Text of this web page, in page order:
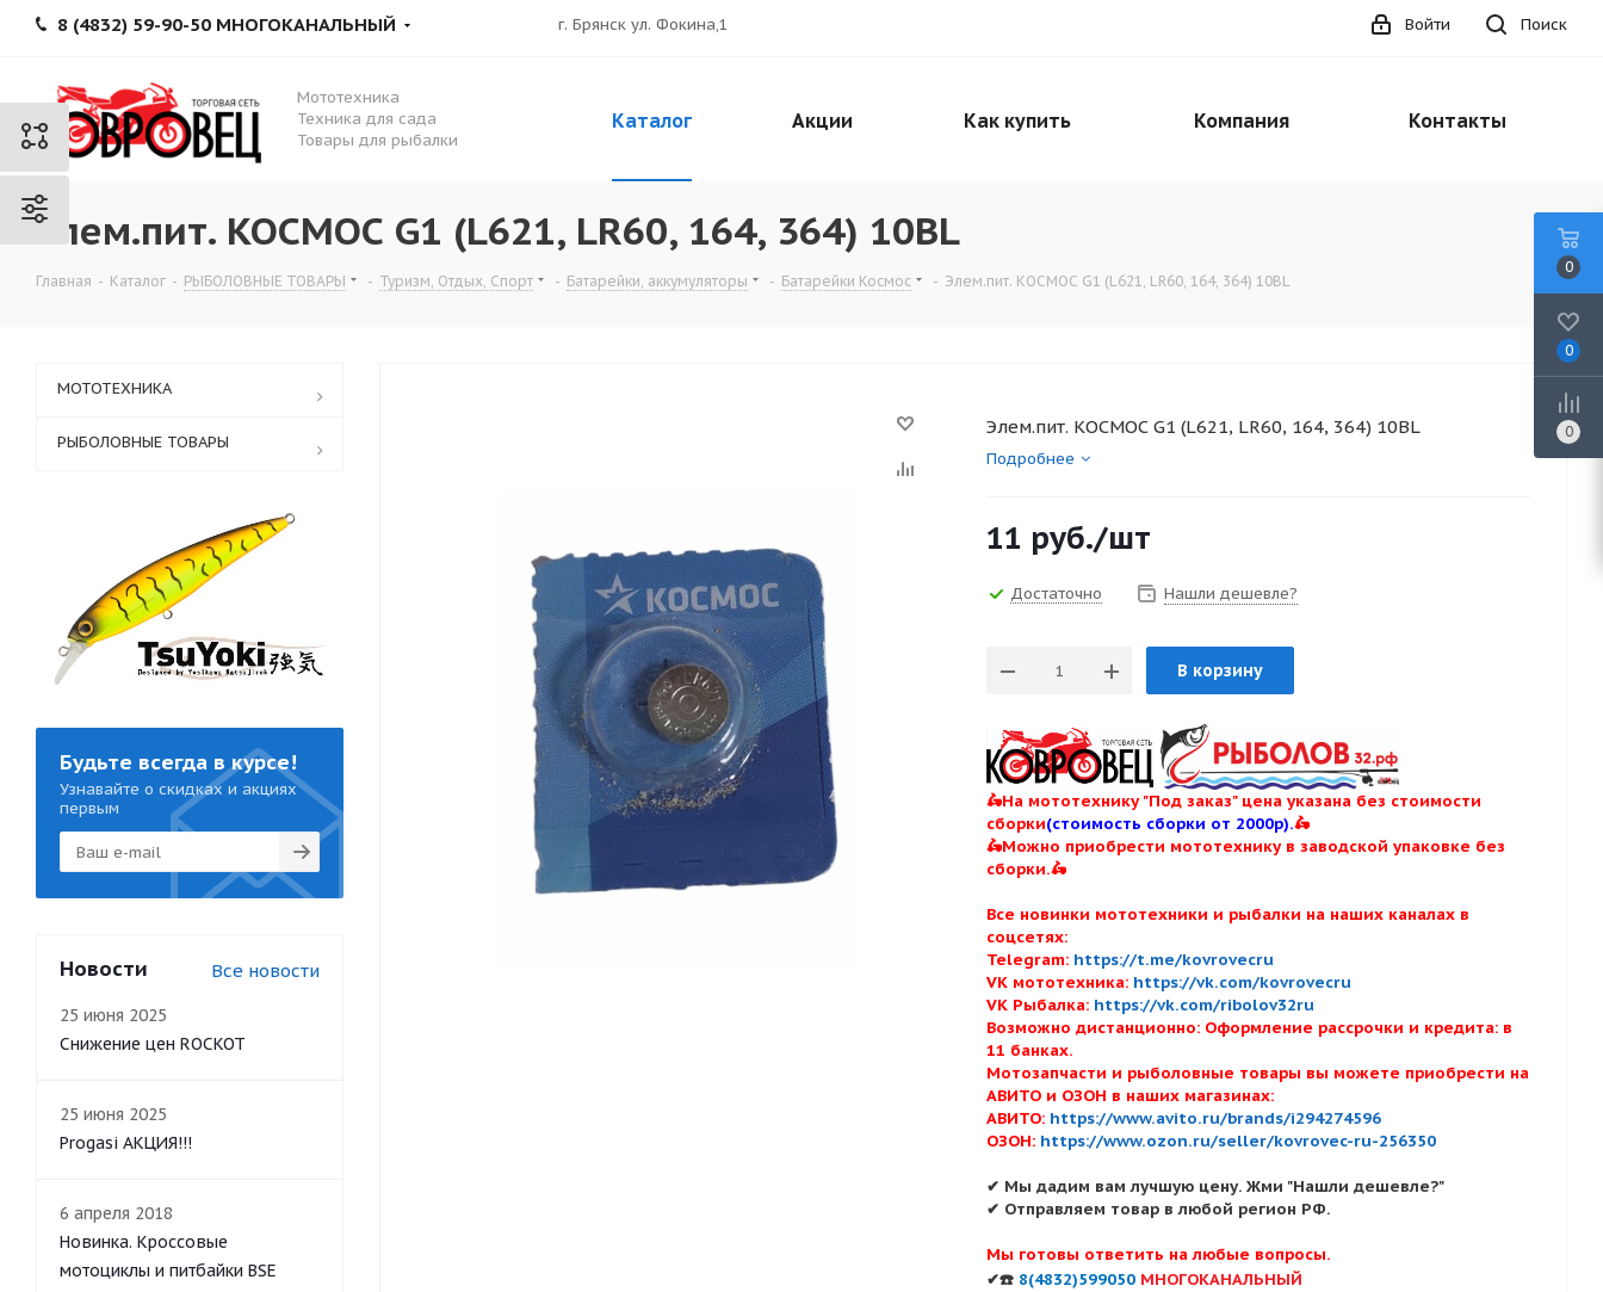
8 (4832) 59-90-50 МНОГОКАНАЛЬНЫЙ г. Брянск ул. Фокина,1 Поиск
Войти
Мототехника
Техника для сада
Товары для рыбалки
Каталог Акции Как купить Компания Контакты
Элем.пит. КОСМОС G1 (L621, LR60, 164, 364) 10BL
Главная - Каталог - РЫБОЛОВНЫЕ ТОВАРЫ - Туризм, Отдых, Спорт - Батарейки, аккумуляторы - Батарейки Космос - Элем.пит. КОСМОС G1 (L621, LR60, 164, 364) 10BL
Элем.пит. КОСМОС G1 (L621, LR60, 164, 364) 10BL
Подробнее
11 руб./шт
Достаточно Нашли дешевле?
В корзину
🛵На мототехнику "Под заказ" цена указана без стоимости
сборки(стоимость сборки от 2000р).🛵
🛵Можно приобрести мототехнику в заводской упаковке без
сборки.🛵
Все новинки мототехники и рыбалки на наших каналах в
соцсетях:
Telegram: https://t.me/kovrovecru
VK мототехника: https://vk.com/kovrovecru
VK Рыбалка: https://vk.com/ribolov32ru
Возможно дистанционно: Оформление рассрочки и кредита: в
11 банках.
Мотозапчасти и рыболовные товары вы можете приобрести на
АВИТО и ОЗОН в наших магазинах:
АВИТО: https://www.avito.ru/brands/i294274596
ОЗОН: https://www.ozon.ru/seller/kovrovec-ru-256350
✔ Мы дадим вам лучшую цену. Жми "Нашли дешевле?"
✔ Отправляем товар в любой регион РФ.
Мы готовы ответить на любые вопросы.
✔☎️ 8(4832)599050 МНОГОКАНАЛЬНЫЙ
МОТОТЕХНИКА
РЫБОЛОВНЫЕ ТОВАРЫ
Будьте всегда в курсе!
Узнавайте о скидках и акциях
первым
Новости Все новости
25 июня 2025
Снижение цен ROCKOT
25 июня 2025
Progasi АКЦИЯ!!!
6 апреля 2018
Новинка. Кроссовые
мотоциклы и питбайки BSE
0
0
0